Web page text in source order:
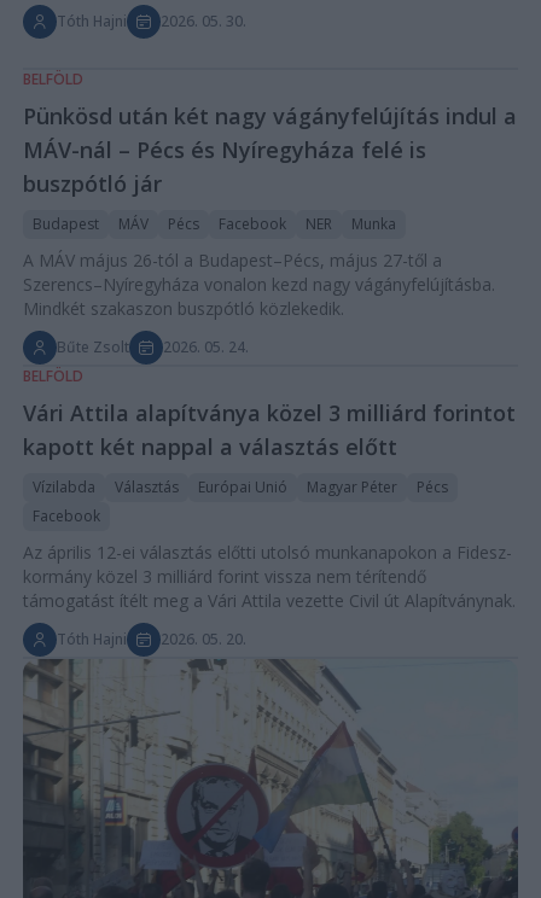
Tóth Hajni 2026. 05. 30.
BELFÖLD
Pünkösd után két nagy vágányfelújítás indul a
MÁV-nál – Pécs és Nyíregyháza felé is
buszpótló jár
Budapest MÁV Pécs Facebook NER Munka
A MÁV május 26-tól a Budapest–Pécs, május 27-től a
Szerencs–Nyíregyháza vonalon kezd nagy vágányfelújításba.
Mindkét szakaszon buszpótló közlekedik.
Bűte Zsolt
2026. 05. 24.
BELFÖLD
Vári Attila alapítványa közel 3 milliárd forintot
kapott két nappal a választás előtt
Vízilabda Választás Európai Unió Magyar Péter
Pécs
Facebook
Az április 12-ei választás előtti utolsó munkanapokon a Fidesz-
kormány közel 3 milliárd forint vissza nem térítendő
támogatást ítélt meg a Vári Attila vezette Civil út Alapítványnak.
Tóth Hajni 2026. 05. 20.